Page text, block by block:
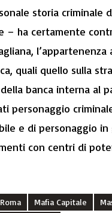
storia criminale
– ha certamente
quali quello sulla
banca interna al
personaggio
e di personaggio
con centri di
Mafia Capitale